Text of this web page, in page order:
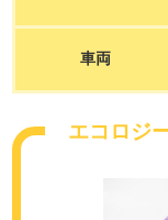
車両
エコロジ